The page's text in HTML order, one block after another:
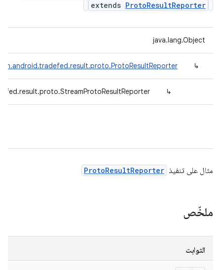
extends ProtoResultReporter
java.lang.Object
↳
↳
مثال على تنفيذ ProtoResultReporter
ملخّص
الثوابت